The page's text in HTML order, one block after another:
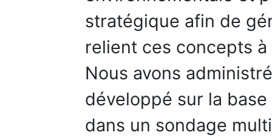
stratégique afin de
relient ces concepts
Nous avons
développé sur la
dans un sondage